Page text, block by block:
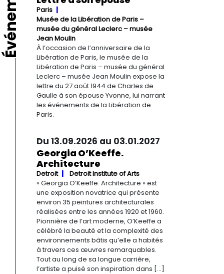
Paris
Musée de la Libération de Paris –
musée du général Leclerc – musée
Jean Moulin
À l’occasion de l’anniversaire de la
Libération de Paris, le musée de la
Libération de Paris – musée du général
Leclerc – musée Jean Moulin expose la
lettre du 27 août 1944 de Charles de
Gaulle à son épouse Yvonne, lui narrant
les événements de la Libération de
Paris.
Du 13.09.2026 au 03.01.2027
Georgia O’Keeffe.
Architecture
Detroit
Detroit Institute of Arts
« Georgia O’Keeffe. Architecture » est
une exposition novatrice qui présente
environ 35 peintures architecturales
réalisées entre les années 1920 et 1960.
Pionnière de l’art moderne, O’Keeffe a
célébré la beauté et la complexité des
environnements bâtis qu’elle a habités
à travers ces œuvres remarquables.
Tout au long de sa longue carrière,
l’artiste a puisé son inspiration dans […]